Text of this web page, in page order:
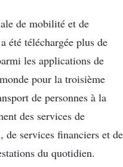
de mobilité et de
été téléchargée plus de
les applications de
pour la troisième
de personnes à la
des services de
services financiers et de
du quotidien.